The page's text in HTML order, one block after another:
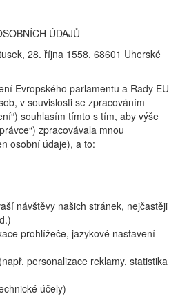
ÚDAJŮ
28. října 1558, 68601 Uherské
Evropského parlamentu a Rady EU
v souvislosti se zpracováním
souhlasím tímto s tím, aby výše
zpracovávala mnou
osobní údaje), a to:
návštěvy našich stránek, nejčastěji
prohlížeče, jazykové nastavení
personalizace reklamy, statistika
účely)